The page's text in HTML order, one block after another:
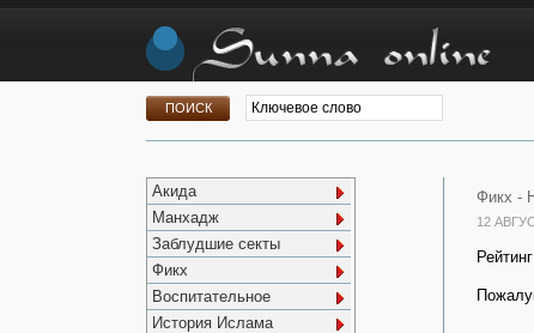
Акида
Манхадж
Заблудшие секты
Фикх
Воспитательное
История Ислама
Фикх -
12